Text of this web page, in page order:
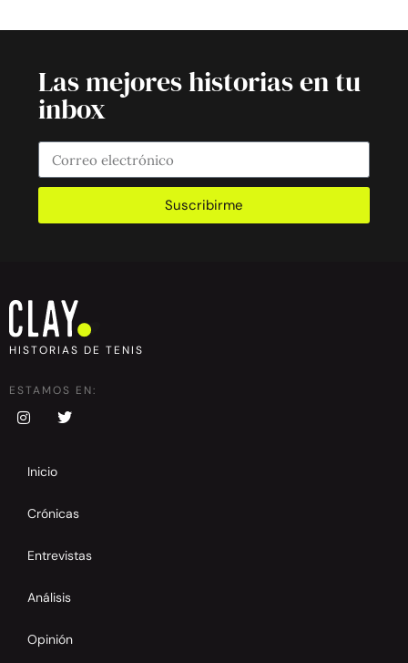
Las mejores historias en tu
inbox
Suscribirme
HISTORIAS DE TENIS
ESTAMOS EN:
Inicio
Crónicas
Entrevistas
Análisis
Opinión